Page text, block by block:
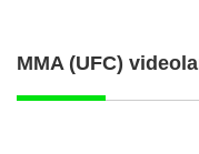
MMA (UFC)